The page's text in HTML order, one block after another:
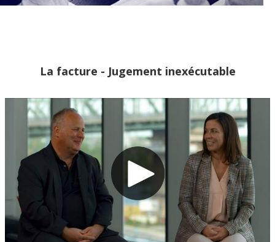
La facture - Jugement inexécutable